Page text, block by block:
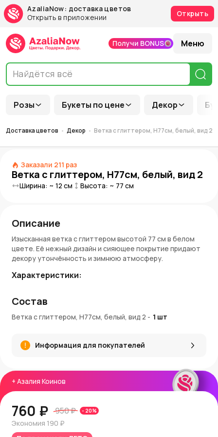
AzaliaNow: доставка цветов
Открыть в приложении
Открыть
Розы Букеты по цене Декор
Получи BONUS Меню
Доставка цветов Декор Ветка с глиттером, H77см, белый, вид 2
Заказали 211 раз
Ветка с глиттером, H77см, белый, вид 2
Ширина: ~ 12 см Высота: ~ 77 см
+ Азалия Коинов
760 ₽ 950 ₽ - 20%
Экономия 190 ₽
Описание
Изысканная ветка с глиттером высотой 77 см в белом
цвете. Её нежный дизайн и сияющее покрытие придают
декору утончённость и зимнюю атмосферу.
Характеристики:
Цвет: Белый.
покрытием.
с блеском.
Элегантный вид: Белоснежное покрытие создаёт
ощущение свежести и зимнего настроения.
Универсальность: Подходит для украшения ёлки,
Качественное исполнение
повреждениям материал обеспечивает
долговечность изделия.
Состав
Ветка с глиттером, H77см, белый, вид 2 - 1 шт
Информация для покупателей